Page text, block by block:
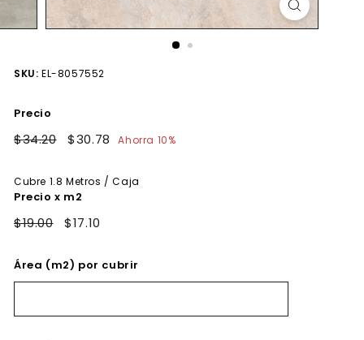
SKU: EL-8057552
Precio
Precio
$34.20$34.20
Precio
$30.78 $30.78
Ahorra 10%
Cubre 1.8 Metros / Caja
Precio x m2
$19.00 $17.10
Área (m2) por cubrir